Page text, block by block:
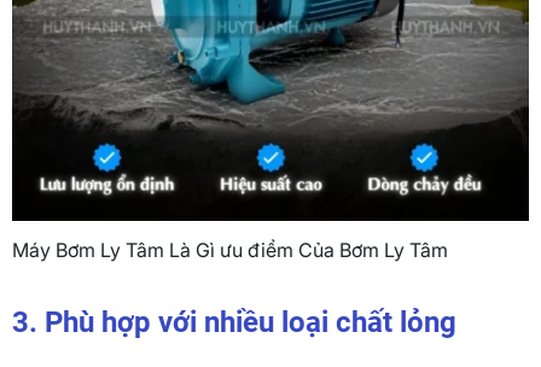
Máy Bơm Ly Tâm Là Gì ưu điểm Của Bơm Ly Tâm
3. Phù hợp với nhiều loại chất lỏng